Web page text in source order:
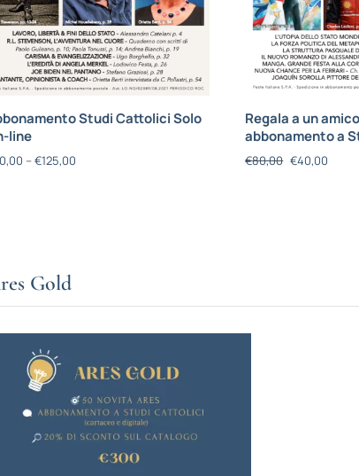
Studi Cattolici Solo
line
– €125,00
Regala a un
abbonamento a
€80,00 €40,00
Gold